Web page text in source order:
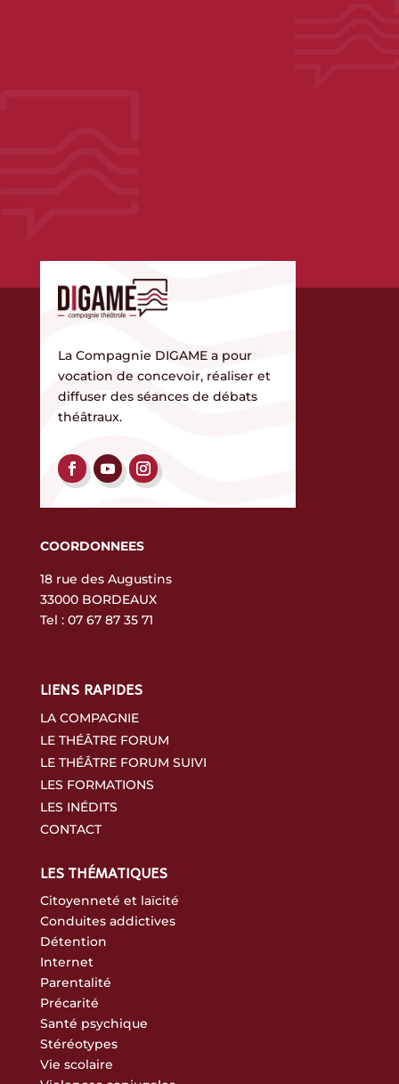
La Compagnie DIGAME a pour
vocation de concevoir, réaliser et
diffuser des séances de débats
théâtraux.
COORDONNEES
18 rue des Augustins
33000 BORDEAUX
Tel : 07 67 87 35 71
LIENS RAPIDES
LA COMPAGNIE
LE THÉÂTRE FORUM
LE THÉÂTRE FORUM SUIVI
LES FORMATIONS
LES INÉDITS
CONTACT
LES THÉMATIQUES
Citoyenneté et laïcité
Conduites addictives
Détention
Internet
Parentalité
Précarité
Santé psychique
Stéréotypes
Vie scolaire